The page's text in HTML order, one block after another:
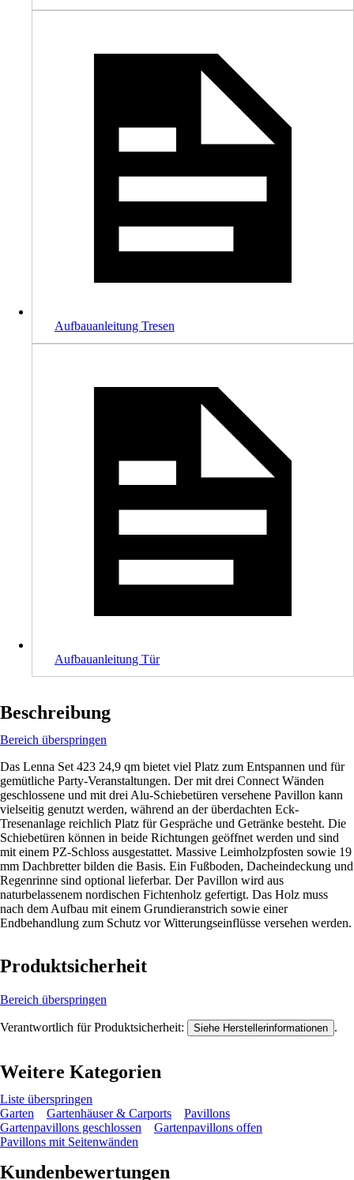
Aufbauanleitung Tresen
Aufbauanleitung Tür
Beschreibung
Bereich überspringen
Das Lenna Set 423 24,9 qm bietet viel Platz zum Entspannen und für
gemütliche Party-Veranstaltungen. Der mit drei Connect Wänden
geschlossene und mit drei Alu-Schiebetüren versehene Pavillon kann
vielseitig genutzt werden, während an der überdachten Eck-
Tresenanlage reichlich Platz für Gespräche und Getränke besteht. Die
Schiebetüren können in beide Richtungen geöffnet werden und sind
mit einem PZ-Schloss ausgestattet. Massive Leimholzpfosten sowie 19
mm Dachbretter bilden die Basis. Ein Fußboden, Dacheindeckung und
Regenrinne sind optional lieferbar. Der Pavillon wird aus
naturbelassenem nordischen Fichtenholz gefertigt. Das Holz muss
nach dem Aufbau mit einem Grundieranstrich sowie einer
Endbehandlung zum Schutz vor Witterungseinflüsse versehen werden.
Produktsicherheit
Bereich überspringen
Verantwortlich für Produktsicherheit: Siehe Herstellerinformationen .
Weitere Kategorien
Liste überspringen
Garten
Gartenhäuser & Carports
Pavillons
Gartenpavillons geschlossen
Gartenpavillons offen
Pavillons mit Seitenwänden
Kundenbewertungen